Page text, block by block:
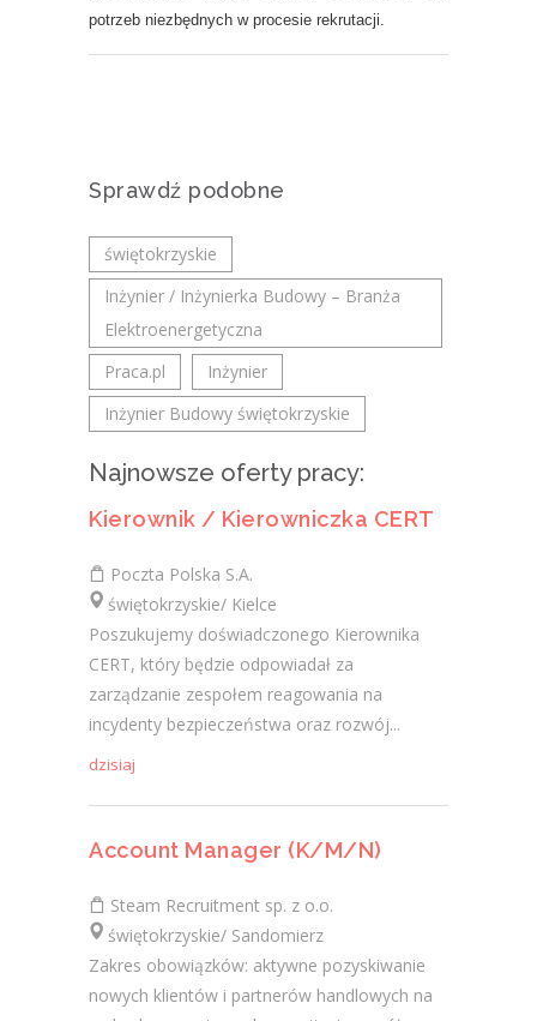
potrzeb niezbędnych w procesie rekrutacji.
Sprawdź podobne
świętokrzyskie
Inżynier / Inżynierka Budowy – Branża
Elektroenergetyczna
Praca.pl
Inżynier
Inżynier Budowy świętokrzyskie
Najnowsze oferty pracy:
Kierownik / Kierowniczka CERT
Poczta Polska S.A.
świętokrzyskie/ Kielce
Poszukujemy doświadczonego Kierownika
CERT, który będzie odpowiadał za
zarządzanie zespołem reagowania na
incydenty bezpieczeństwa oraz rozwój...
dzisiaj
Account Manager (K/M/N)
Steam Recruitment sp. z o.o.
świętokrzyskie/ Sandomierz
Zakres obowiązków: aktywne pozyskiwanie
nowych klientów i partnerów handlowych na